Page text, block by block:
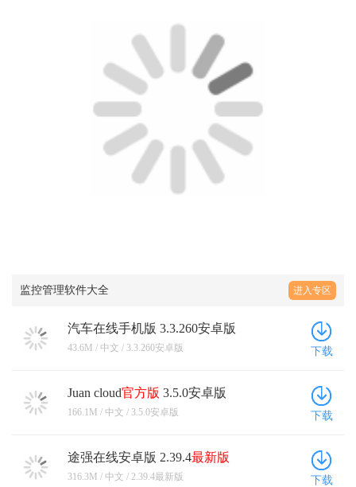
监控管理软件大全 进入专区
汽车在线手机版 3.3.260安卓版
43.6M / 中文 / 3.3.260安卓版 下载
Juan cloud官方版 3.5.0安卓版
166.1M / 中文 / 3.5.0安卓版 下载
途强在线安卓版 2.39.4最新版
316.3M / 中文 / 2.39.4最新版 下载